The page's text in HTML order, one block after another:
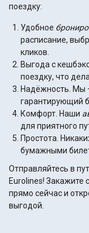
поездку:
Удобное
расписание,
кликов.
Выгода с
поездку, что
Надёжность. Мы
гарантирующий
Комфорт. Наши
для приятного
Простота.
бумажными
Отправляйтесь в
Eurolines! Закажите
прямо сейчас и
выгодой.